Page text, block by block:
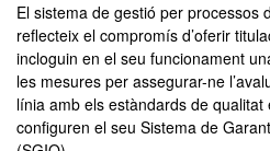
El sistema de gestió per processos
reflecteix el compromís d’oferir
incloguin en el seu funcionament
les mesures per assegurar-ne
línia amb els estàndards de
configuren el seu Sistema de